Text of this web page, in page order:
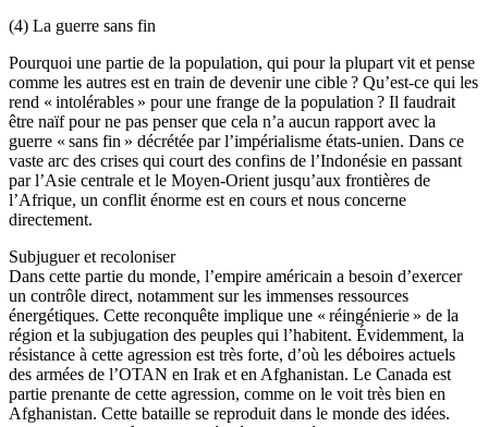
(4) La guerre sans fin
Pourquoi une partie de la population, qui pour la plupart vit et pense
comme les autres est en train de devenir une cible ? Qu’est-ce qui les
rend « intolérables » pour une frange de la population ? Il faudrait
être naïf pour ne pas penser que cela n’a aucun rapport avec la
guerre « sans fin » décrétée par l’impérialisme états-unien. Dans ce
vaste arc des crises qui court des confins de l’Indonésie en passant
par l’Asie centrale et le Moyen-Orient jusqu’aux frontières de
l’Afrique, un conflit énorme est en cours et nous concerne
directement.
Subjuguer et recoloniser
Dans cette partie du monde, l’empire américain a besoin d’exercer
un contrôle direct, notamment sur les immenses ressources
énergétiques. Cette reconquête implique une « réingénierie » de la
région et la subjugation des peuples qui l’habitent. Évidemment, la
résistance à cette agression est très forte, d’où les déboires actuels
des armées de l’OTAN en Irak et en Afghanistan. Le Canada est
partie prenante de cette agression, comme on le voit très bien en
Afghanistan. Cette bataille se reproduit dans le monde des idées.